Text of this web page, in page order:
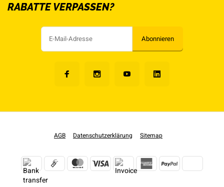
RABATTE VERPASSEN?
Abonnieren
AGB Datenschutzerklärung Sitemap